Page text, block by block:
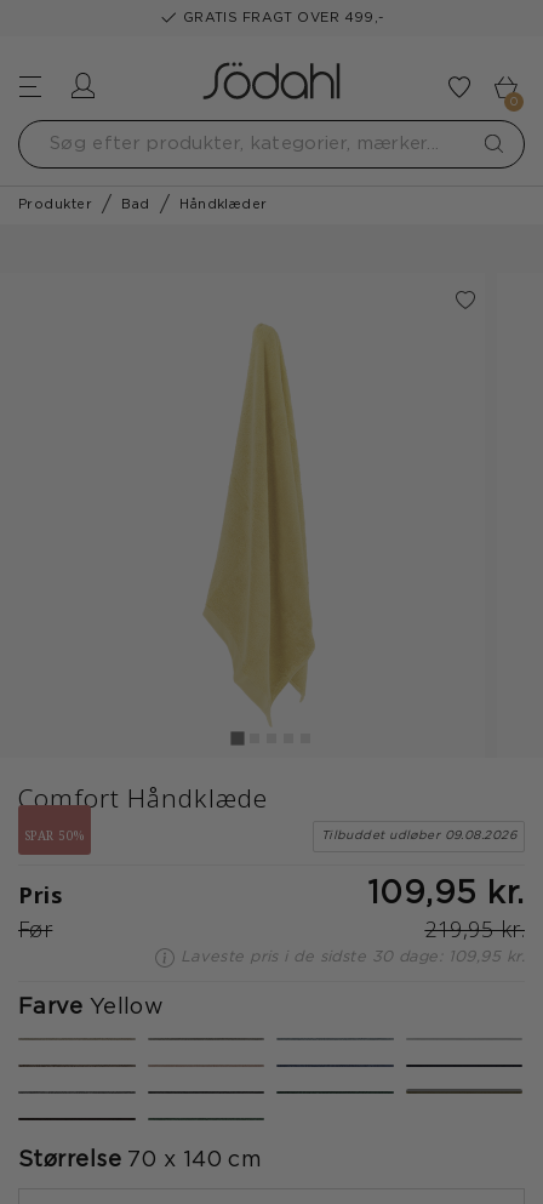
GRATIS FRAGT OVER 499,-
Tilføj
0
Produkter Bad Håndklæder
Comfort Håndklæde
SPAR 50% Tilbuddet udløber 09.08.2026
Pris 109,95 kr.
Før 219,95 kr.
Laveste pris i de sidste 30 dage: 109,95 kr.
Farve Yellow
valgte
Størrelse 70 x 140 cm